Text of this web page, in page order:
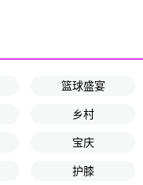
篮球盛宴
乡村
宝庆
护膝